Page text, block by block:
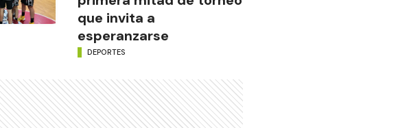
que invita a
esperanzarse
DEPORTES